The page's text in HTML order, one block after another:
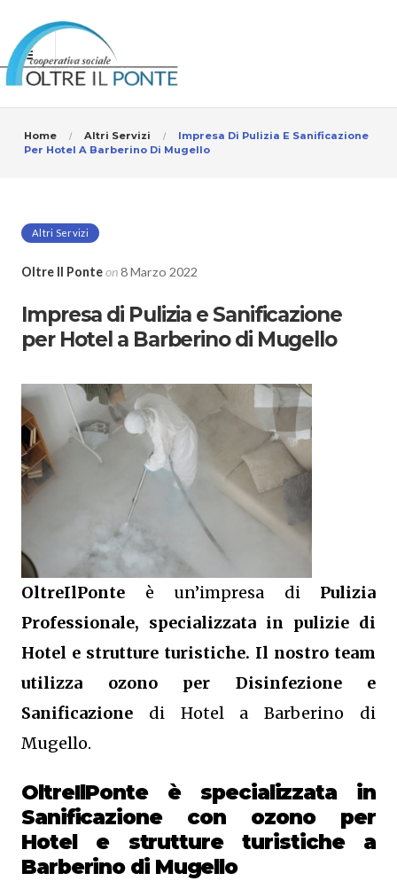
Home Altri Servizi
Impresa Di Pulizia E Sanificazione
Per Hotel A Barberino Di Mugello
Altri Servizi
Oltre Il Ponteon8 Marzo 2022
Impresa di Pulizia e Sanificazione
per Hotel a Barberino di Mugello
OltreIlPonte è un’impresa di Pulizia
Professionale, specializzata in pulizie di
Hotel e strutture turistiche. Il nostro team
utilizza ozono per Disinfezione e
Sanificazione di Hotel a Barberino di
Mugello.
OltreIlPonte è specializzata in
Sanificazione con ozono per
Hotel e strutture turistiche a
Barberino di Mugello